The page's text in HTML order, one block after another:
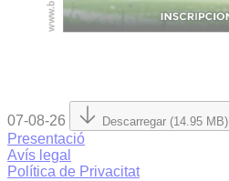
07-08-26 Descarregar (14.95 MB)
Presentació
Avís legal
Política de Privacitat